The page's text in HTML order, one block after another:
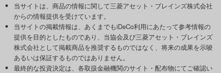
当サイトは、商品の情報に関して三菱アセット・ブレインズ株式会社
からの情報提供を受けています。
当サイトの掲載情報は、あくまでもiDeCo利用にあたって参考情報の
提供を目的としたものであり、当協会及び三菱アセット・ブレインズ
株式会社として掲載商品を推奨するものではなく、将来の成果を示唆
あるいは保証するものではありません。
最終的な投資決定は、各取扱金融機関のサイト・配布物にてご確認い